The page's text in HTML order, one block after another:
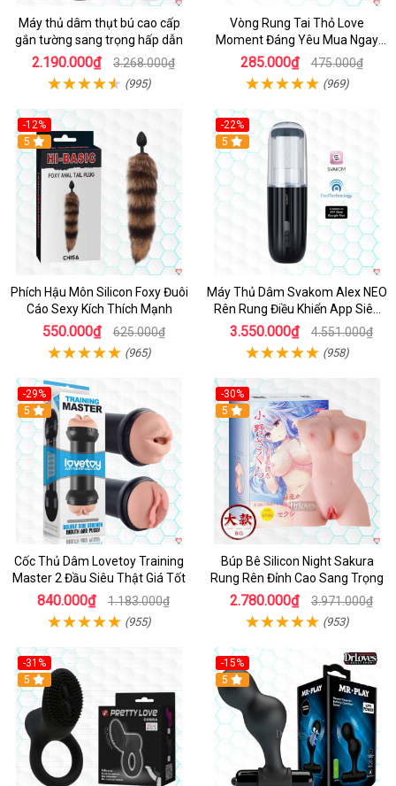
Máy thủ dâm thụt bú cao cấp
gắn tường sang trọng hấp dẫn
2.190.000₫ 3.268.000₫
(995)
Vòng Rung Tai Thỏ Love
Moment Đáng Yêu Mua Ngay
Giá Tốt
285.000₫ 475.000₫
(969)
-12%
Hot
5
Phích Hậu Môn Silicon Foxy Đuôi
Cáo Sexy Kích Thích Mạnh
550.000₫ 625.000₫
(965)
-22%
5
Máy Thủ Dâm Svakom Alex NEO
Rên Rung Điều Khiển App Siêu
Phê
3.550.000₫ 4.551.000₫
(958)
-29%
Hot
5
Cốc Thủ Dâm Lovetoy Training
Master 2 Đầu Siêu Thật Giá Tốt
840.000₫ 1.183.000₫
(955)
-30%
Hot
5
Búp Bê Silicon Night Sakura
Rung Rên Đỉnh Cao Sang Trọng
2.780.000₫ 3.971.000₫
(953)
-31%
5
-15%
Hot
5